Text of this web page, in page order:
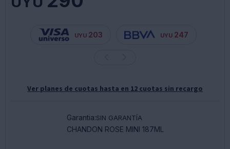
UYU 203 UYU 247
Ver planes de cuotas hasta en 12 cuotas sin recargo
Garantia:SIN GARANTÍA
CHANDON ROSE MINI 187ML